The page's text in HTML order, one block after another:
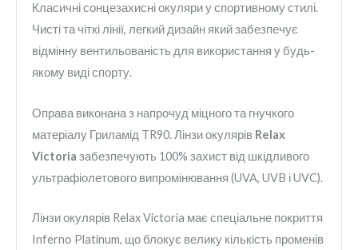
Класичні сонцезахисні окуляри у спортивному стилі.
Чисті та чіткі лінії, легкий дизайн який забезпечує
відмінну вентильованість для використання у будь-
якому виді спорту.
Оправа виконана з напрочуд міцного та гнучкого
матеріалу Гриламід TR90. Лінзи окулярів Relax
Victoria забезпечують 100% захист від шкідливого
ультрафіолетового випромінювання (UVA, UVB і UVC).
Лінзи окулярів Relax Victoria має спеціальне покриття
Inferno Platinum, що блокує велику кількість променів